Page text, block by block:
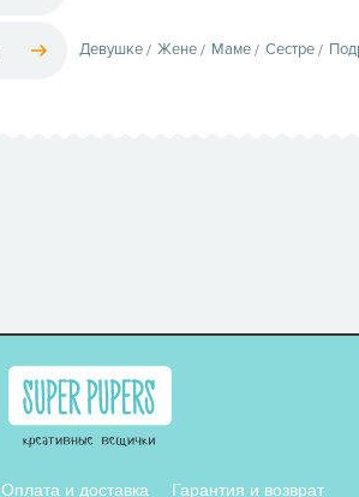
Девушке Жене Маме Сестре
Оплата и доставка Гарантия и возврат